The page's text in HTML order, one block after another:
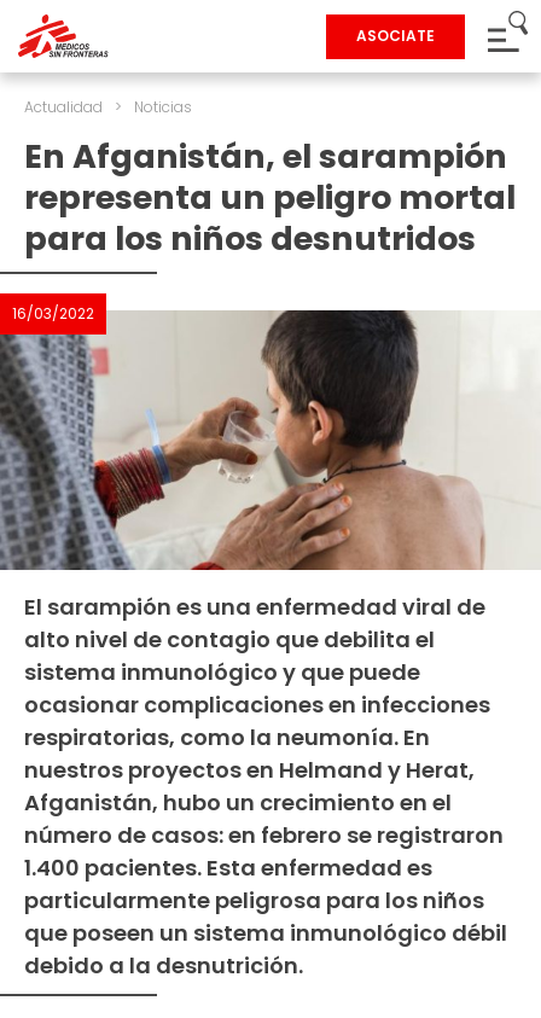
ASOCIATE
Actualidad > Noticias
En Afganistán, el sarampión
representa un peligro mortal
para los niños desnutridos
16/03/2022
El sarampión es una enfermedad viral de
alto nivel de contagio que debilita el
sistema inmunológico y que puede
ocasionar complicaciones en infecciones
respiratorias, como la neumonía. En
nuestros proyectos en Helmand y Herat,
Afganistán, hubo un crecimiento en el
número de casos: en febrero se registraron
1.400 pacientes. Esta enfermedad es
particularmente peligrosa para los niños
que poseen un sistema inmunológico débil
debido a la desnutrición.